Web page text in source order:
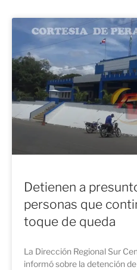
Detienen a
personas que
toque de queda
La Dirección Regional Sur
informó sobre la detención